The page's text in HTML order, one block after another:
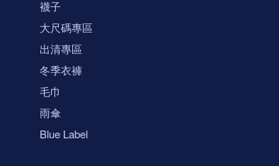
襪子
大尺碼專區
出清專區
冬季衣褲
毛巾
雨傘
Blue Label